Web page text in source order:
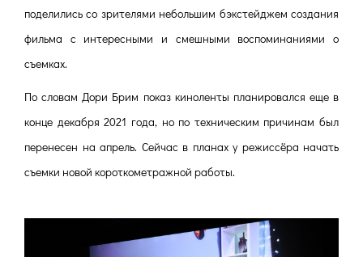
поделились со зрителями небольшим бэкстейджем создания
фильма с интересными и смешными воспоминаниями о
съемках.
По словам Дори Брим показ киноленты планировался еще в
конце декабря 2021 года, но по техническим причинам был
перенесен на апрель. Сейчас в планах у режиссёра начать
съемки новой короткометражной работы.